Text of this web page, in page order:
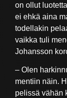
on ollut
ei ehkä aina
todellakin
vaikka tuli
Johansson
– Olen
mentiin näin.
pelissä vähän